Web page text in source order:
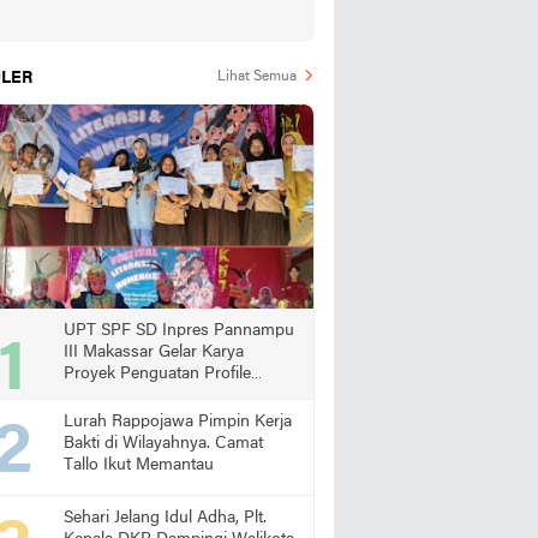
Lihat Semua
UPT SPF SD Inpres Pannampu
III Makassar Gelar Karya
Proyek Penguatan Profile
Lurah Rappojawa Pimpin Kerja
Bakti di Wilayahnya. Camat
Tallo Ikut Memantau
Sehari Jelang Idul Adha, Plt.